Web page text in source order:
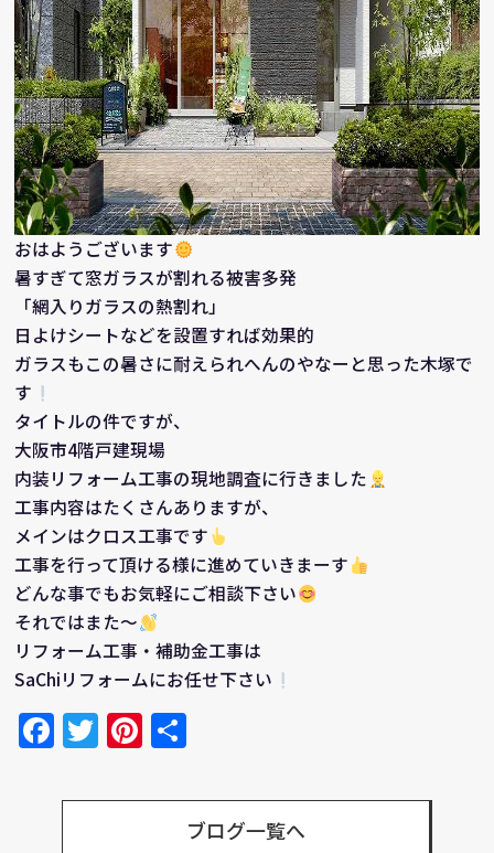
おはようございます
暑すぎて窓ガラスが割れる被害多発
「網入りガラスの熱割れ」
日よけシートなどを設置すれば効果的
ガラスもこの暑さに耐えられへんのやなーと思った木塚で
す
タイトルの件ですが、
大阪市4階戸建現場
内装リフォーム工事の現地調査に行きました
工事内容はたくさんありますが、
メインはクロス工事です
工事を行って頂ける様に進めていきまーす
どんな事でもお気軽にご相談下さい
それではまた～
リフォーム工事・補助金工事は
SaChiリフォームにお任せ下さい
Facebook
TwitterPinterest
ブログ一覧へ